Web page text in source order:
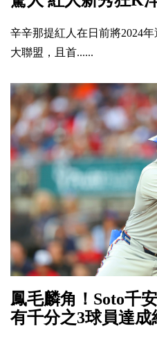
辛辛那提紅人在日前將2024年
大聯盟，且首......
鳳毛麟角！Soto千
有千分之3球員達成